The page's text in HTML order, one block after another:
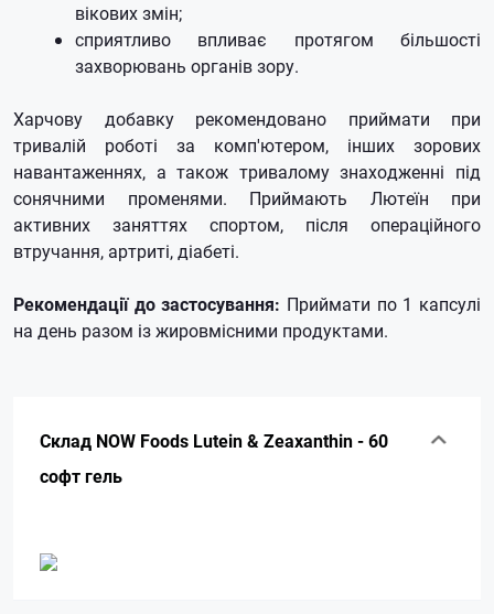
вікових змін;
сприятливо впливає протягом більшості
захворювань органів зору.
Харчову добавку рекомендовано приймати при
тривалій роботі за комп'ютером, інших зорових
навантаженнях, а також тривалому знаходженні під
сонячними променями. Приймають Лютеїн при
активних заняттях спортом, після операційного
втручання, артриті, діабеті.
Рекомендації до застосування: Приймати по 1 капсулі
на день разом із жировмісними продуктами.
Склад NOW Foods Lutein & Zeaxanthin - 60
софт гель